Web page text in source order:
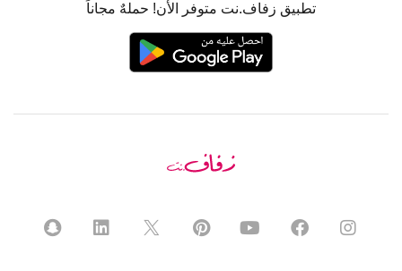
تطبيق زفاف.نت متوفر الأن! حملهٌ مجاناً